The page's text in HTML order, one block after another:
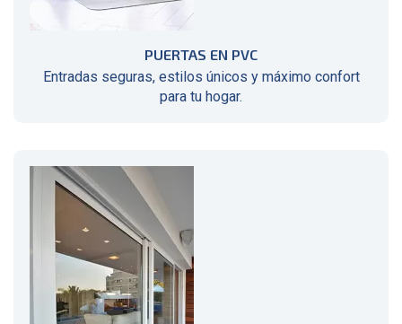
PUERTAS EN PVC
Entradas seguras, estilos únicos y máximo confort
para tu hogar.